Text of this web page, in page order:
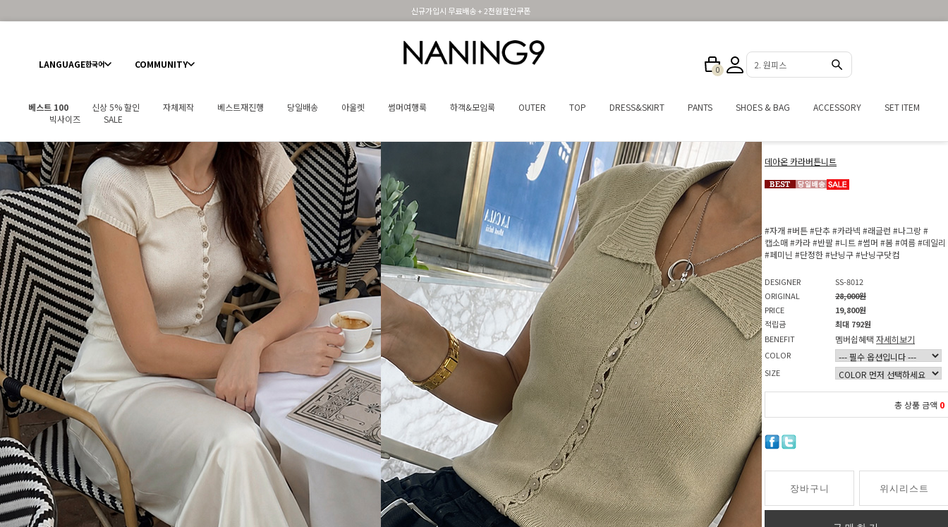
휴면 해제시 무료배송쿠폰
LANGUAGE한국어 COMMUNITY 0 3. 반바지
베스트 100 신상 5% 할인 자체제작 베스트재진행 당일배송 아울렛 썸머여행룩 하객&모임룩 OUTER TOP DRESS&SKIRT PANTS SHOES & BAG ACCESSORY
SET ITEM
빅사이즈
SALE
데아온 카라버튼니트
#자개#버튼#단추#카라넥 #래글런 #나그랑#
캡소매#카라#반팔#니트 #썸머 #봄#여름#데일리
#페미닌 #단정한#난닝구#난닝구닷컴
DESIGNER
SS-8012
ORIGINAL
28,000원
PRICE
19,800원
적립금
최대 792원
BENEFIT
멤버쉽혜택 자세히보기
COLOR
SIZE
총 상품 금액 0
장바구니 위시리스트